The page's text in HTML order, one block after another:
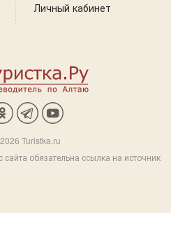
Личный кабинет
Turistka.ru
обязательна ссылка на источник